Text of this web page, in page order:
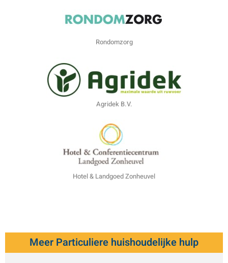
Rondomzorg
Agridek B.V.
Hotel & Landgoed Zonheuvel
Meer Particuliere huishoudelijke hulp